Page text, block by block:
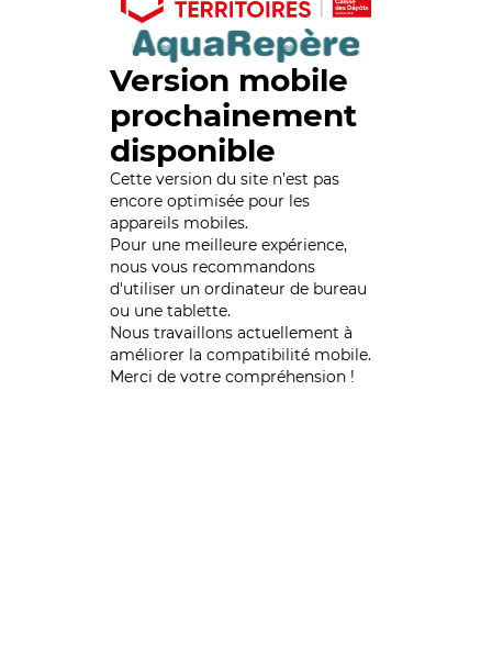
Version mobile
prochainement
disponible
Cette version du site n’est pas
encore optimisée pour les
appareils mobiles.
Pour une meilleure expérience,
nous vous recommandons
d'utiliser un ordinateur de bureau
ou une tablette.
Nous travaillons actuellement à
améliorer la compatibilité mobile.
Merci de votre compréhension !